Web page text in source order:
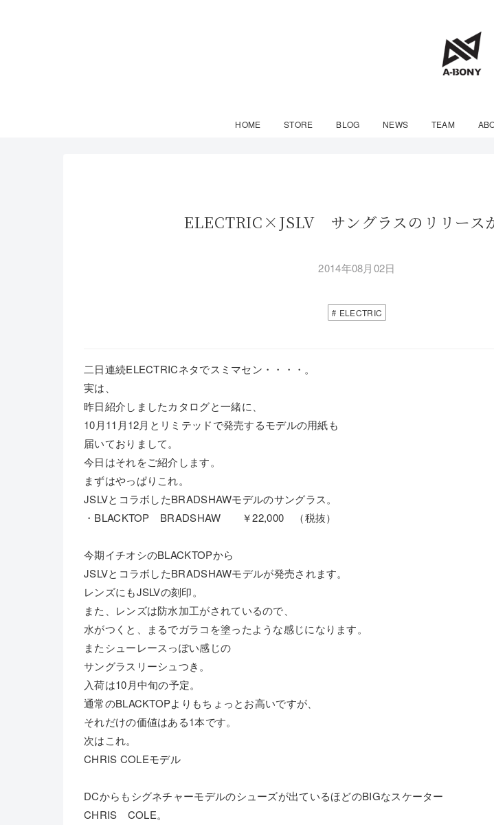
HOME STORE BLOG NEWS TEAM
ELECTRIC×JSLV サングラスのリリース
2014年08月02日
ELECTRIC
二日連続ELECTRICネタでスミマセン・・・・。
実は、
昨日紹介しましたカタログと一緒に、
10月11月12月とリミテッドで発売するモデルの用紙も
届いておりまして。
今日はそれをご紹介します。
まずはやっぱりこれ。
JSLVとコラボしたBRADSHAWモデルのサングラス。
・BLACKTOP BRADSHAW ￥22,000 （税抜）
今期イチオシのBLACKTOPから
JSLVとコラボしたBRADSHAWモデルが発売されます。
レンズにもJSLVの刻印。
また、レンズは防水加工がされているので、
水がつくと、まるでガラコを塗ったような感じになります。
またシューレースっぽい感じの
サングラスリーシュつき。
入荷は10月中旬の予定。
通常のBLACKTOPよりもちょっとお高いですが、
それだけの価値はある1本です。
次はこれ。
CHRIS COLEモデル
DCからもシグネチャーモデルのシューズが出ているほどのBIGなスケーター
CHRIS COLE。